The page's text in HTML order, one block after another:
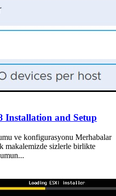
Installation and Setup
ve konfigurasyonu Merhabalar
makalemizde sizlerle birlikte